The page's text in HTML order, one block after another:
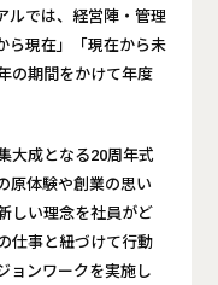
ルでは、経営陣・管理
ら現在」「現在から未
の期間をかけて年度
大成となる20周年式
原体験や創業の思い
しい理念を社員がど
仕事と紐づけて行動
ョンワークを実施し